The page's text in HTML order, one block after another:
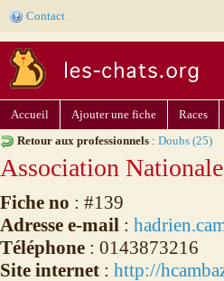
Contact
Accueil Ajouter une fiche Races
Retour aux professionnels : Doubs (25)
Association
Fiche no : #139
Adresse e-mail :
Téléphone : 0143873216
Site internet : http://